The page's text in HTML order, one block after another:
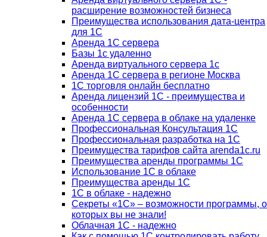
расширение возможностей бизнеса
Преимущества использования дата-центра
для 1С
Аренда 1С сервера
Базы 1с удаленно
Аренда виртуального сервера 1с
Аренда 1С сервера в регионе Москва
1С торговля онлайн бесплатно
Аренда лицензий 1С - преимущества и
особенности
Аренда 1С сервера в облаке на удаленке
Профессиональная Консультация 1С
Профессиональная разработка на 1С
Преимущества тарифов сайта arenda1c.ru
Преимущества аренды программы 1С
Использование 1С в облаке
Преимущества аренды 1С
1С в облаке - надежно
Секреты «1С» – возможности программы, о
которых вы не знали!
Облачная 1С - надежно